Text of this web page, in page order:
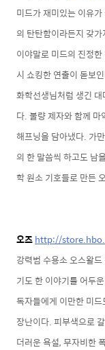
미드가 재미있는 이유
의 탄탄함이라든지 갖
이야말로 미드의 진정
시 쇼킹한 연출이 돋보
화학선생님처럼 생긴
다. 불량 제자와 함께
해프닝을 담아냈다. 가
의 한 말씀씩 하고도 남
학 원소 기호들로 만든
오즈http://
강력범 수용소 오스왈
기도 한 이야기를 어두
독자들에게 이만한 미
장난이다. 피부색으로
더러운 욕설, 무자비한